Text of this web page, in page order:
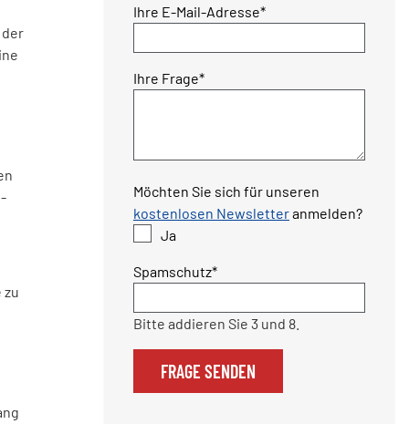
der
zu
Pflichtfeld
Ihre E-Mail-Adresse*
Pflichtfeld
Ihre Frage*
Möchten Sie sich für unseren
kostenlosen Newsletteranmelden?
Ja
Pflichtfeld
Spamschutz*
Bitte addieren Sie 3 und 8.
FRAGE SENDEN